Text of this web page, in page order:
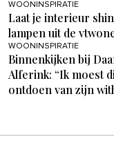
WOONINSPIRATIE
Laat je interieur
lampen uit de
WOONINSPIRATIE
Binnenkijken bij
Alferink: “Ik moest
ontdoen van zijn